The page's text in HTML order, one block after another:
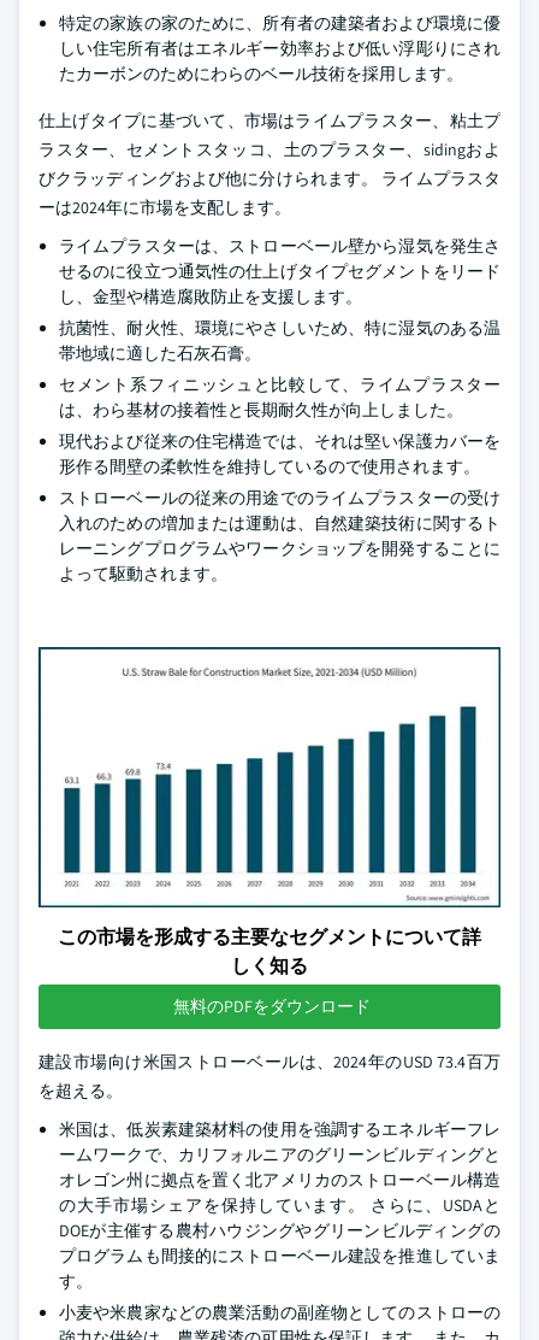
特定の家族の家のために、所有者の建築者および環境に優
しい住宅所有者はエネルギー効率および低い浮彫りにされ
たカーボンのためにわらのベール技術を採用します。
仕上げタイプに基づいて、市場はライムプラスター、粘土プ
ラスター、セメントスタッコ、土のプラスター、sidingおよ
びクラッディングおよび他に分けられます。 ライムプラスタ
ーは2024年に市場を支配します。
ライムプラスターは、ストローベール壁から湿気を発生さ
せるのに役立つ通気性の仕上げタイプセグメントをリード
し、金型や構造腐敗防止を支援します。
抗菌性、耐火性、環境にやさしいため、特に湿気のある温
帯地域に適した石灰石膏。
セメント系フィニッシュと比較して、ライムプラスター
は、わら基材の接着性と長期耐久性が向上しました。
現代および従来の住宅構造では、それは堅い保護カバーを
形作る間壁の柔軟性を維持しているので使用されます。
ストローベールの従来の用途でのライムプラスターの受け
入れのための増加または運動は、自然建築技術に関するト
レーニングプログラムやワークショップを開発することに
よって駆動されます。
この市場を形成する主要なセグメントについて詳
しく知る
無料のPDFをダウンロード
建設市場向け米国ストローベールは、2024年のUSD 73.4百万
を超える。
米国は、低炭素建築材料の使用を強調するエネルギーフレ
ームワークで、カリフォルニアのグリーンビルディングと
オレゴン州に拠点を置く北アメリカのストローベール構造
の大手市場シェアを保持しています。 さらに、USDAと
DOEが主催する農村ハウジングやグリーンビルディングの
プログラムも間接的にストローベール建設を推進していま
す。
小麦や米農家などの農業活動の副産物としてのストローの